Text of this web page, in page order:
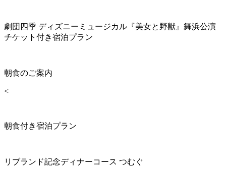
劇団四季 ディズニーミュージカル『美女と野獣』舞浜公演
チケット付き宿泊プラン
朝食のご案内
<
朝食付き宿泊プラン
リブランド記念ディナーコース つむぐ